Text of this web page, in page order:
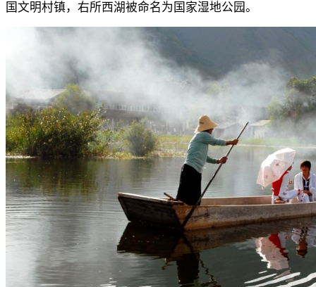
国文明村镇，右所西湖被命名为国家湿地公园。